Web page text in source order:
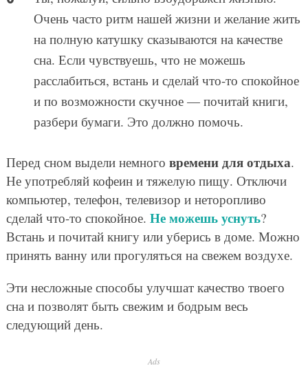
Очень часто ритм нашей жизни и желание жить
на полную катушку сказываются на качестве
сна. Если чувствуешь, что не можешь
расслабиться, встань и сделай что-то спокойное
и по возможности скучное — почитай книги,
разбери бумаги. Это должно помочь.
Перед сном выдели немного времени для отдыха.
Не употребляй кофеин и тяжелую пищу. Отключи
компьютер, телефон, телевизор и неторопливо
сделай что-то спокойное. Не можешь уснуть?
Встань и почитай книгу или уберись в доме. Можно
принять ванну или прогуляться на свежем воздухе.
Эти несложные способы улучшат качество твоего
сна и позволят быть свежим и бодрым весь
следующий день.
Ads